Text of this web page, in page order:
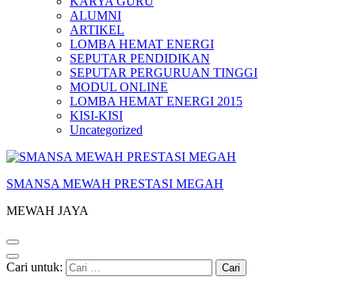
ALUMNI
ARTIKEL
LOMBA HEMAT ENERGI
SEPUTAR PENDIDIKAN
SEPUTAR PERGURUAN TINGGI
MODUL ONLINE
LOMBA HEMAT ENERGI 2015
KISI-KISI
Uncategorized
SMANSA MEWAH PRESTASI MEGAH
MEWAH JAYA
Cari untuk: